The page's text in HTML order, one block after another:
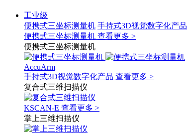
工业级
便携式三坐标测量机 手持式3D视觉数字化产品
便携式三坐标测量机 查看更多 >
便携式三坐标测量机
AccuArm
手持式3D视觉数字化产品 查看更多 >
复合式三维扫描仪
KSCAN-E 查看更多 >
掌上三维扫描仪